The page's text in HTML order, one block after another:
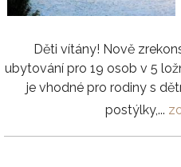
Děti vítány! Nově
ubytování pro 19 osob v 5
je vhodné pro rodiny s
postýlky,...